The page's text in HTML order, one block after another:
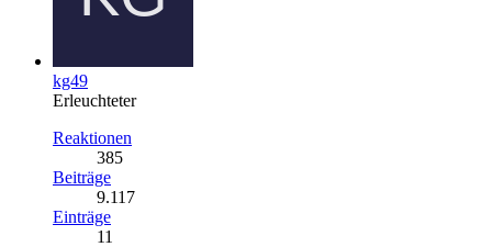
kg49
Erleuchteter
Reaktionen
385
Beiträge
9.117
Einträge
11